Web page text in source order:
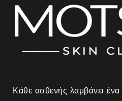
Κάθε ασθενής λαμβάνει ένα